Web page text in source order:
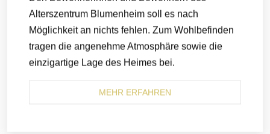
Möglichkeit an nichts fehlen. Zum Wohlbefinden
tragen die angenehme Atmosphäre sowie die
einzigartige Lage des Heimes bei.